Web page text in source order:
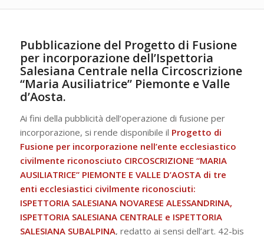
Pubblicazione del Progetto di Fusione
per incorporazione dell’Ispettoria
Salesiana Centrale nella Circoscrizione
“Maria Ausiliatrice” Piemonte e Valle
d’Aosta.
Ai fini della pubblicità dell’operazione di fusione per
incorporazione, si rende disponibile il Progetto di
Fusione per incorporazione nell’ente ecclesiastico
civilmente riconosciuto CIRCOSCRIZIONE “MARIA
AUSILIATRICE” PIEMONTE E VALLE D’AOSTA di tre
enti ecclesiastici civilmente riconosciuti:
ISPETTORIA SALESIANA NOVARESE ALESSANDRINA,
ISPETTORIA SALESIANA CENTRALE e ISPETTORIA
SALESIANA SUBALPINA, redatto ai sensi dell’art. 42-bis